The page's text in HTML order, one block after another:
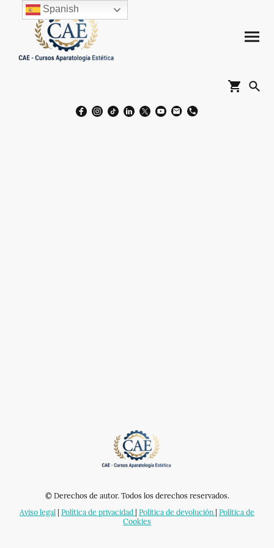
© Derechos de autor. Todos los derechos reservados.
Aviso legal
Política de privacidad Política de devolución Política de
Cookies
Spanish